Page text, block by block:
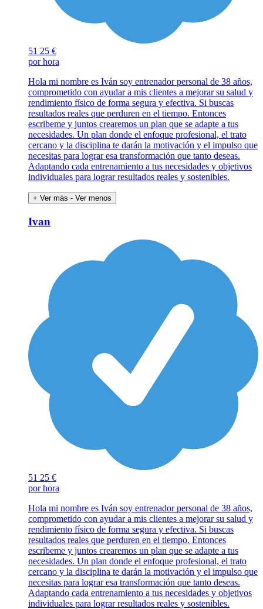
51 25 €
por hora
Hola mi nombre es Iván soy entrenador personal de 38 años,
comprometido con ayudar a mis clientes a mejorar su salud y
rendimiento físico de forma segura y efectiva. Si buscas
resultados reales que perduren en el tiempo. Entonces
escribeme y juntos crearemos un plan que se adapte a tus
necesidades. Un plan donde el enfoque profesional, el trato
cercano y la disciplina te darán la motivación y el impulso que
necesitas para lograr esa transformación que tanto deseas.
Adaptando cada entrenamiento a tus necesidades y objetivos
individuales para lograr resultados reales y sostenibles.
+ Ver más - Ver menos
Ivan
51 25 €
por hora
Hola mi nombre es Iván soy entrenador personal de 38 años,
comprometido con ayudar a mis clientes a mejorar su salud y
rendimiento físico de forma segura y efectiva. Si buscas
resultados reales que perduren en el tiempo. Entonces
escribeme y juntos crearemos un plan que se adapte a tus
necesidades. Un plan donde el enfoque profesional, el trato
cercano y la disciplina te darán la motivación y el impulso que
necesitas para lograr esa transformación que tanto deseas.
Adaptando cada entrenamiento a tus necesidades y objetivos
individuales para lograr resultados reales y sostenibles.